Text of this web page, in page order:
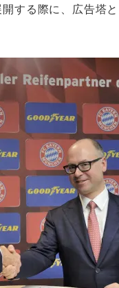
する際に、広告塔